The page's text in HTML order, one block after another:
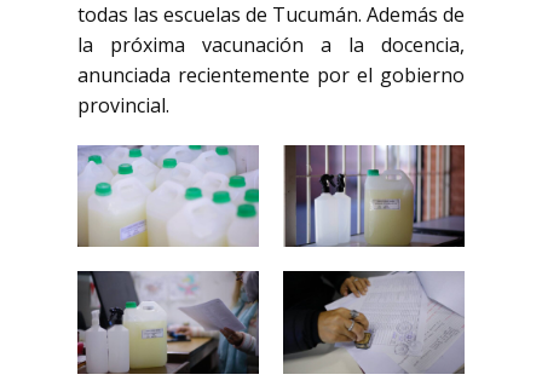
todas las escuelas de Tucumán. Además de
la próxima vacunación a la docencia,
anunciada recientemente por el gobierno
provincial.